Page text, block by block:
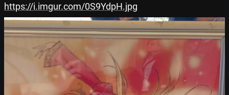
https://i.imgur.com/0S9YdpH.jpg